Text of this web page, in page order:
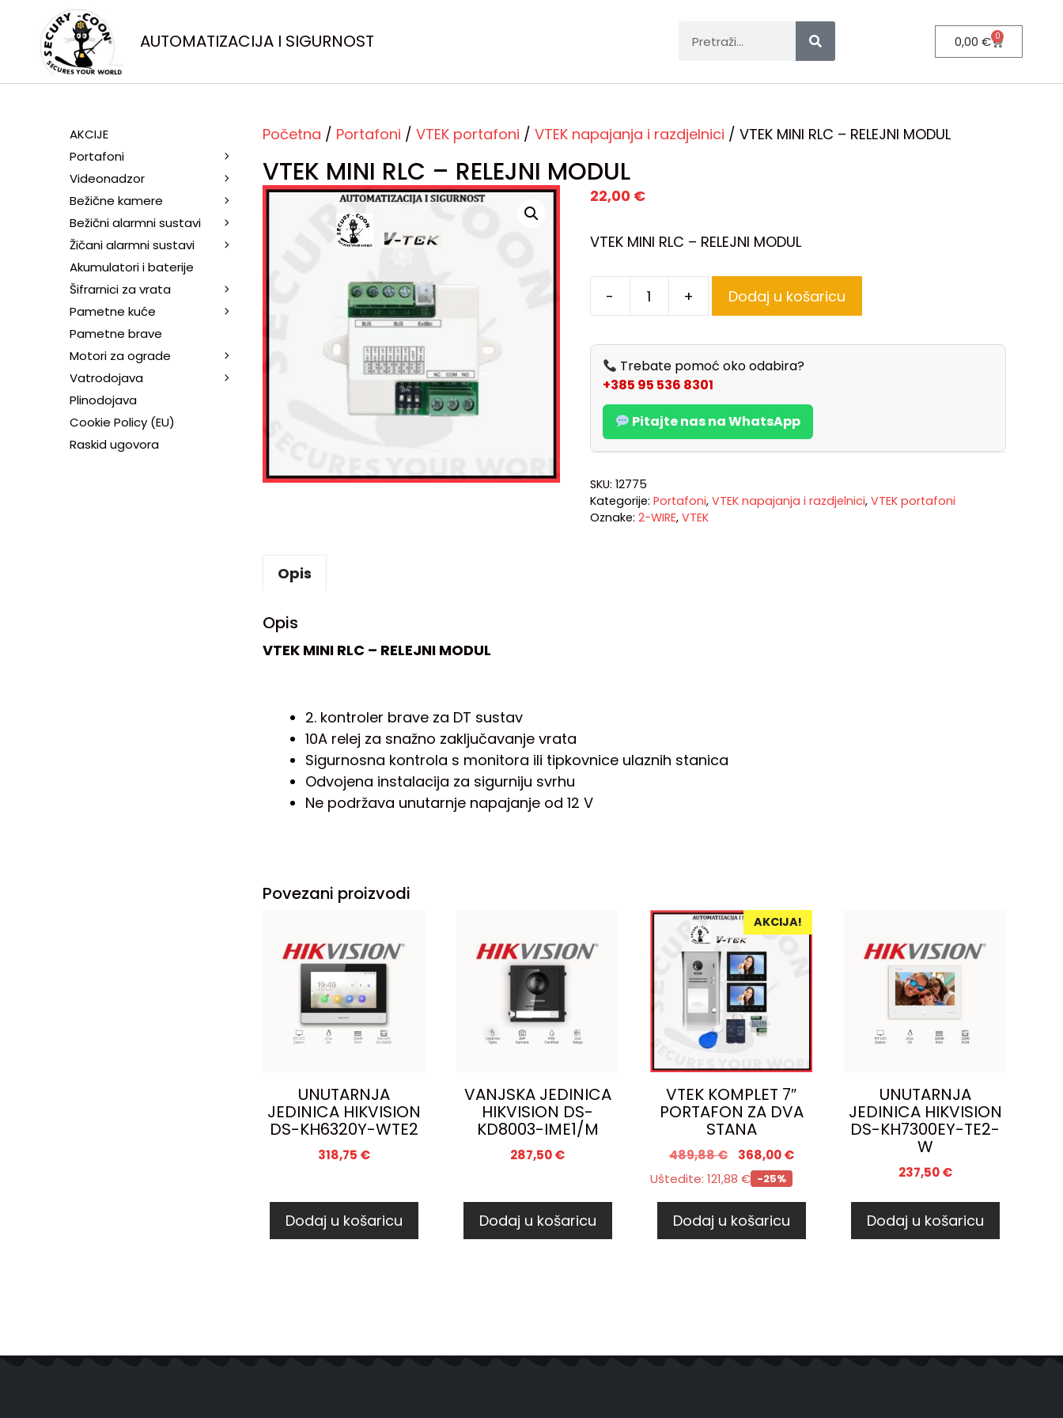
AUTOMATIZACIJA I SIGURNOST 0,00€ 0
Početna / Portafoni / VTEK portafoni / VTEK napajanja i razdjelnici / VTEK MINI RLC – RELEJNI MODUL
VTEK MINI RLC – RELEJNI MODUL
22,00 €
VTEK MINI RLC – RELEJNI MODUL
- + Dodaj u košaricu
Trebate pomoć oko odabira?
+385 95 536 8301
Pitajte nas na WhatsApp
SKU: 12775
Kategorije: Portafoni, VTEK napajanja i razdjelnici, VTEK portafoni
Oznake: 2-WIRE, VTEK
Opis
Opis
VTEK MINI RLC – RELEJNI MODUL
2. kontroler brave za DT sustav
10A relej za snažno zaključavanje vrata
Sigurnosna kontrola s monitora ili tipkovnice ulaznih stanica
Odvojena instalacija za sigurniju svrhu
Ne podržava unutarnje napajanje od 12 V
Povezani proizvodi
UNUTARNJA
JEDINICA HIKVISION
DS-KH6320Y-WTE2
318,75 €
Dodaj u košaricu
VANJSKA JEDINICA
HIKVISION DS-
KD8003-IME1/M
287,50€
Dodaj u košaricu
AKCIJA!
VTEK KOMPLET 7″
PORTAFON ZA DVA
STANA
489,88€ 368,00€
Uštedite: 121,88 € -25%
Dodaj u košaricu
UNUTARNJA
JEDINICA HIKVISION
DS-KH7300EY-TE2-
W
237,50€
Dodaj u košaricu
AKCIJE
Portafoni
Videonadzor
Bežične kamere
Bežični alarmni sustavi
Žičani alarmni sustavi
Akumulatori i baterije
Šifrarnici za vrata
Pametne kuće
Pametne brave
Motori za ograde
Vatrodojava
Plinodojava
Cookie Policy (EU)
Raskid ugovora